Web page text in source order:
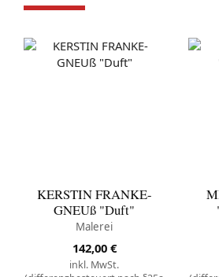
KERSTIN FRANKE-
GNEUß "Duft"
Malerei
142,00 €
inkl. MwSt.